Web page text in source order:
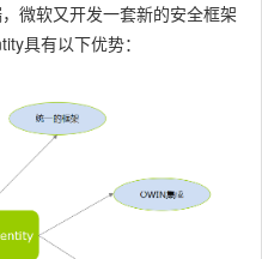
微软又开发一套新的安全框架
具有以下优势：